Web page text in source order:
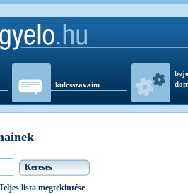
kulcsszavaim
lista megtekintése